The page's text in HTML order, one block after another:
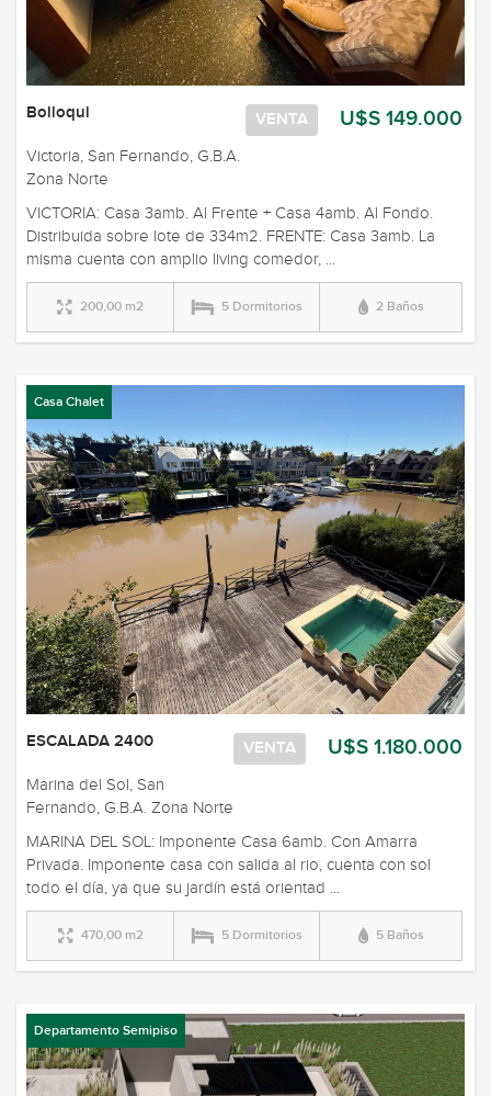
U$S 149.000
VENTA
Bolloqui
Victoria, San Fernando, G.B.A.
Zona Norte
VICTORIA: Casa 3amb. Al Frente + Casa 4amb. Al Fondo.
Distribuida sobre lote de 334m2. FRENTE: Casa 3amb. La
misma cuenta con amplio living comedor, ...
200,00 m2 5 Dormitorios 2 Baños
Casa Chalet
U$S 1.180.000
VENTA
ESCALADA 2400
Marina del Sol, San
Fernando, G.B.A. Zona Norte
MARINA DEL SOL: Imponente Casa 6amb. Con Amarra
Privada. Imponente casa con salida al rio, cuenta con sol
todo el día, ya que su jardín está orientad ...
470,00 m2 5 Dormitorios 5 Baños
Departamento Semipiso